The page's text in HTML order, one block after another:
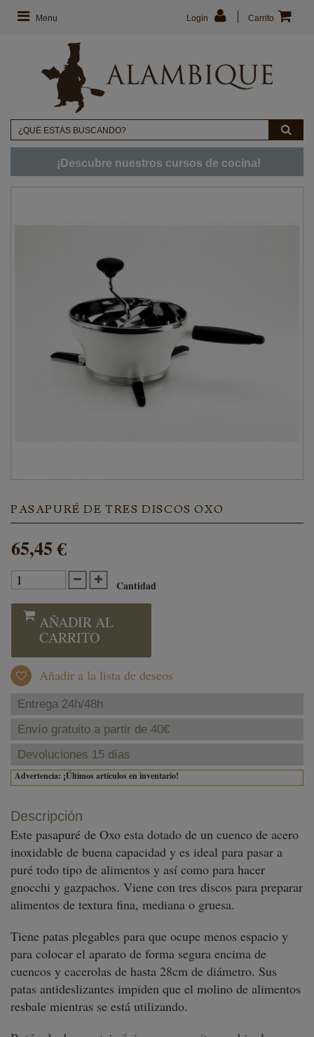
Menu Carrito
Login
¡Descubre nuestros cursos de cocina!
PASAPURÉ DE TRES DISCOS OXO
65,45 €
Cantidad
AÑADIR AL
CARRITO
Añadir a la lista de deseos
Entrega 24h/48h
Envío gratuito a partir de 40€
Devoluciones 15 días
Advertencia: ¡Últimos artículos en inventario!
Descripción
Este pasapuré de Oxo esta dotado de un cuenco de acero
inoxidable de buena capacidad y es ideal para pasar a
puré todo tipo de alimentos y así como para hacer
gnocchi y gazpachos. Viene con tres discos para preparar
alimentos de textura fina, mediana o gruesa.
Tiene patas plegables para que ocupe menos espacio y
para colocar el aparato de forma segura encima de
cuencos y cacerolas de hasta 28cm de diámetro. Sus
patas antideslizantes impiden que el molino de alimentos
resbale mientras se está utilizando.